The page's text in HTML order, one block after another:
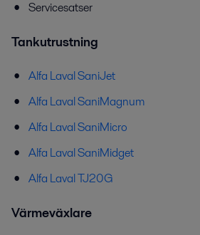
Servicesatser
Tankutrustning
Alfa Laval SaniJet
Alfa Laval SaniMagnum
Alfa Laval SaniMicro
Alfa Laval SaniMidget
Alfa Laval TJ20G
Värmeväxlare